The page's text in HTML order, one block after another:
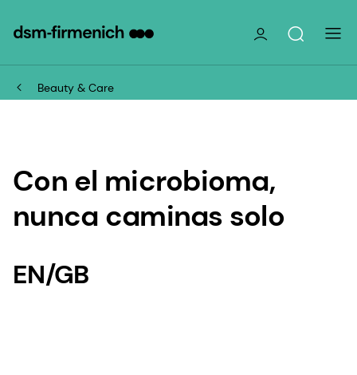
Beauty & Care
Con el microbioma,
nunca caminas solo
EN/GB